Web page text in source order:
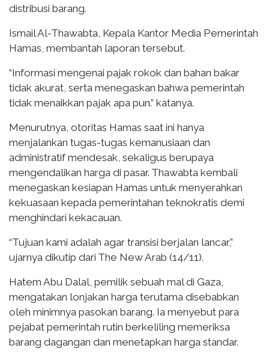
distribusi barang.
Ismail Al-Thawabta, Kepala Kantor Media Pemerintah
Hamas, membantah laporan tersebut.
“Informasi mengenai pajak rokok dan bahan bakar
tidak akurat, serta menegaskan bahwa pemerintah
tidak menaikkan pajak apa pun.” katanya.
Menurutnya, otoritas Hamas saat ini hanya
menjalankan tugas-tugas kemanusiaan dan
administratif mendesak, sekaligus berupaya
mengendalikan harga di pasar. Thawabta kembali
menegaskan kesiapan Hamas untuk menyerahkan
kekuasaan kepada pemerintahan teknokratis demi
menghindari kekacauan.
“Tujuan kami adalah agar transisi berjalan lancar,”
ujarnya dikutip dari The New Arab (14/11).
Hatem Abu Dalal, pemilik sebuah mal di Gaza,
mengatakan lonjakan harga terutama disebabkan
oleh minimnya pasokan barang. Ia menyebut para
pejabat pemerintah rutin berkeliling memeriksa
barang dagangan dan menetapkan harga standar.